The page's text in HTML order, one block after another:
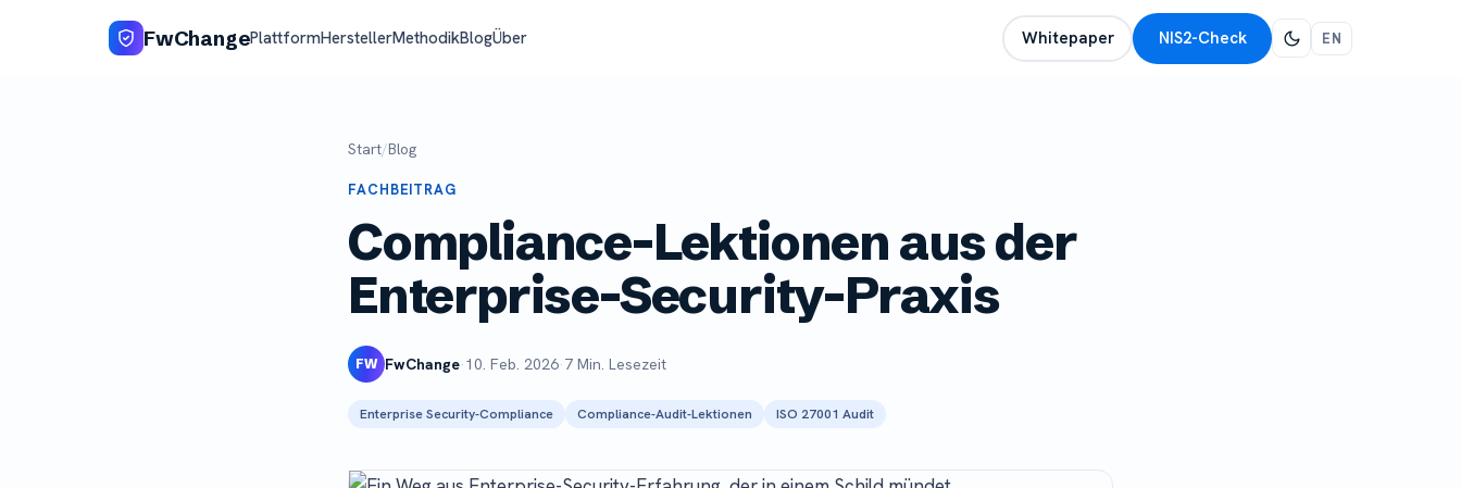
FwChangePlattformHerstellerMethodikBlogÜber Whitepaper NIS2-Check EN
Start/Blog
FACHBEITRAG
Compliance-Lektionen aus der
Enterprise-Security-Praxis
FW FwChange·10. Feb. 2026·7 Min. Lesezeit
Enterprise Security-Compliance Compliance-Audit-Lektionen ISO 27001 Audit